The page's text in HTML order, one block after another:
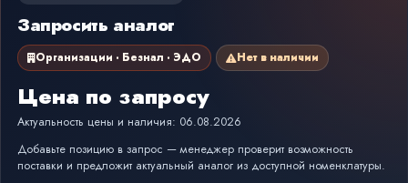
Запросить аналог
Организации · Безнал · ЭДО Нет в наличии
Цена по запросу
Актуальность цены и наличия: 06.08.2026
Добавьте позицию в запрос — менеджер проверит возможность
поставки и предложит актуальный аналог из доступной номенклатуры.